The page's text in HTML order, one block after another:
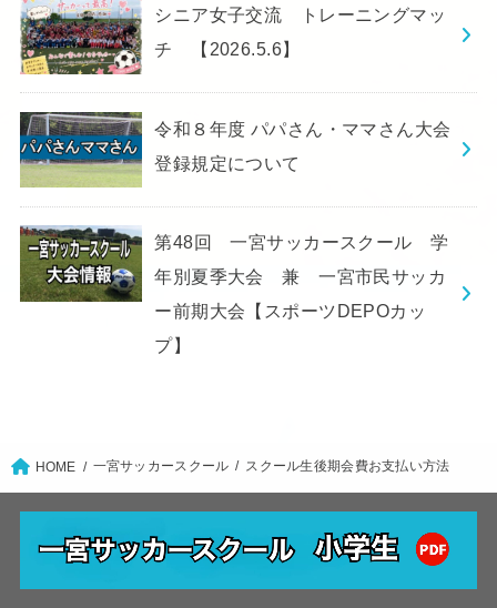
シニア女子交流 トレーニングマッ
チ 【2026.5.6】
令和８年度 パパさん・ママさん大会
登録規定について
第48回 一宮サッカースクール 学
年別夏季大会 兼 一宮市民サッカ
ー前期大会【スポーツDEPOカッ
プ】
HOME 一宮サッカースクール スクール生後期会費お支払い方法